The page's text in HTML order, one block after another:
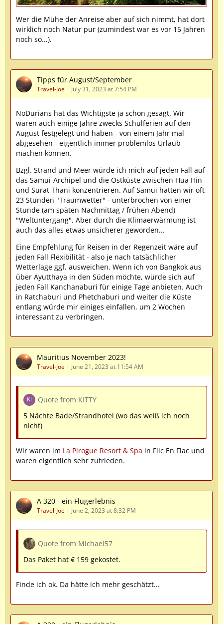
Wer die Mühe der Anreise aber auf sich nimmt, hat dort
wirklich noch Natur pur (zumindest war es vor 15 Jahren
noch so...).
Tipps für August/September
Travel-Joe July 31, 2023 at 7:54 PM
NoDurians hat das Wichtigste ja schon gesagt. Wir
waren auch einige Jahre zwecks Schulferien auf den
August festgelegt und haben - von einem Jahr mal
abgesehen - eigentlich immer problemlos Urlaub
machen können.
Bzgl. Strand und Meer würde ich mich auf jeden Fall auf
das Samui-Archipel und die Ostküste zwischen Hua Hin
und Surat Thani konzentrieren. Auf Samui hatten wir oft
23 Stunden "Traumwetter" - unterbrochen von einer
Stunde (am späten Nachmittag / frühen Abend)
"Weltuntergang". Aber durch die Klimaerwärmung ist
auch das alles etwas unsicherer geworden...
Eine Empfehlung für Reisen in der Regenzeit wäre auf
jeden Fall Flexibilität - also je nach tatsächlicher
Wetterlage ggf. ausweichen. Wenn ich von Bangkok aus
über Ayutthaya in den Süden möchte, würde sich auf
jeden Fall Kanchanaburi für einige Tage anbieten. Auch
in Ratchaburi und Phetchaburi und weiter die Küste
entlang würde mir einiges einfallen, um 2 Wochen
interessant zu verbringen.
Mauritius November 2023!
Travel-Joe June 21, 2023 at 11:54 AM
Quote from KITTY
5 Nächte Bade/Strandhotel (wo das weiß ich noch
nicht)
Wir waren im La Pirogue Resort & Spa in Flic En Flac und
waren eigentlich sehr zufrieden.
A 320 - ein Flugerlebnis
Travel-Joe June 2, 2023 at 8:32 PM
Quote from Michael57
Das Paket hat € 159 gekostet.
Finde ich ok. Da hätte ich mehr geschätzt...